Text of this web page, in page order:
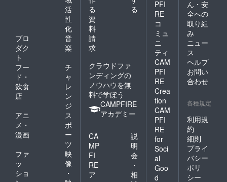
活
性
化
プロ
ダク
ト
音
楽
フー
ド・
飲食
店
チ
ャ
レ
ン
ジ
アニ
メ・
漫画
ス
ポ
ー
ツ
ファ
ッ
ショ
映
像
・
る
る
資
料
請
求
クラウドファ
ンディングの
ノウハウを無
料で学ぼう
CAMPFIRE
アカデミー
CA
MP
FI
RE
ア
説
明
会
・
相
PFI
RE
コ
ミュ
ニ
ティ
CAM
PFI
RE
Crea
tion
CAM
PFI
RE
for
Soci
al
Goo
d
ん・安
全への
取り組
み
ニュー
ス
ヘルプ
お問い
合わせ
各種規定
利用規
約
細則
プライ
バシー
ポリ
シー